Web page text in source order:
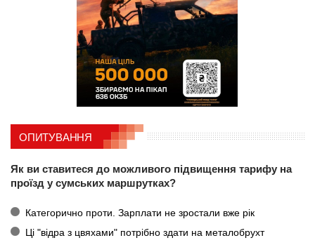
ОПИТУВАННЯ
Як ви ставитеся до можливого підвищення тарифу на
проїзд у сумських маршрутках?
Категорично проти. Зарплати не зростали вже рік
Ці "відра з цвяхами" потрібно здати на металобрухт